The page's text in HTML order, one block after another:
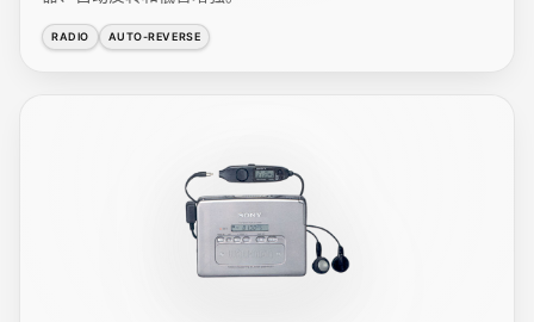
RADIO AUTO-REVERSE